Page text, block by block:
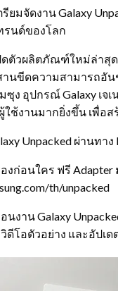
ยมจัดงาน Galaxy
รนด์ของโลก
ตัวผลิตภัณฑ์ใหม่ล่าสุ
นขีดความสามารถอั
ง อุปกรณ์ Galaxy เ
ช้งานมากยิ่งขึ้น เพื่อ
Unpacked ผ่านทาง
ก่อนใคร ฟรี
th/unpacked
าน Galaxy
ดีโอตัวอย่าง และอัปเ